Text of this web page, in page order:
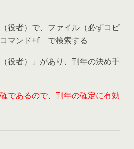
役者）で、ファイル（必ずコピ
マンド+f で検索する
役者）」があり、刊年の決め手
であるので、刊年の確定に有効